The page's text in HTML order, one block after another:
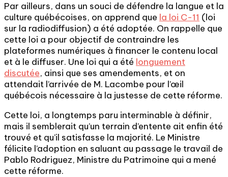
Par ailleurs, dans un souci de défendre la langue et la
culture québécoises, on apprend que la loi C-11 (loi
sur la radiodiffusion) a été adoptée. On rappelle que
cette loi a pour objectif de contraindre les
plateformes numériques à financer le contenu local
et à le diffuser. Une loi qui a été longuement
discutée, ainsi que ses amendements, et on
attendait l’arrivée de M. Lacombe pour l’œil
québécois nécessaire à la justesse de cette réforme.
Cette loi, a longtemps paru interminable à définir,
mais il semblerait qu’un terrain d’entente ait enfin été
trouvé et qu’il satisfasse la majorité. Le Ministre
félicite l’adoption en saluant au passage le travail de
Pablo Rodriguez, Ministre du Patrimoine qui a mené
cette réforme.